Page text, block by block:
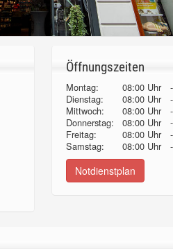
Öffnungszeiten
Montag: 08:00 Uhr -
Dienstag:
08:00 Uhr -
Mittwoch:
08:00 Uhr -
Donnerstag:08:00 Uhr -
Freitag:
08:00 Uhr -
Samstag:
08:00 Uhr -
Notdienstplan